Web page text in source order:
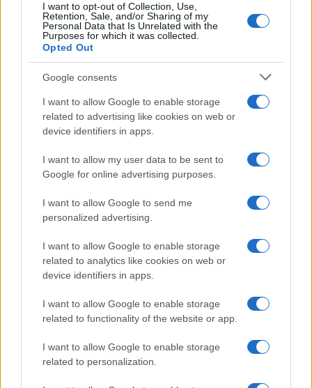
I want to opt-out of Collection, Use,
Retention, Sale, and/or Sharing of my
Personal Data that Is Unrelated with the
Purposes for which it was collected.
Opted Out
Google consents
I want to allow Google to enable storage
related to advertising like cookies on web or
device identifiers in apps.
I want to allow my user data to be sent to
Google for online advertising purposes.
I want to allow Google to send me
personalized advertising.
I want to allow Google to enable storage
related to analytics like cookies on web or
device identifiers in apps.
I want to allow Google to enable storage
related to functionality of the website or app.
I want to allow Google to enable storage
related to personalization.
Vuoi rimuovere le pubblicità nazionali?
Puoi abbonarti a
cliccandoqui
Sei già abbonato?
Puoi effettuare l'accesso andando nella
cliccandoqui
TEMI: Come Creare Pdf
Come Modificare Pdf
Convertire Pdf
Creare Pdf
Modificare Pdf
Entra nel canale telegram di
GalluraOggi.it